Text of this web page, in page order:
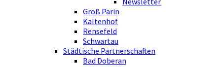
Groß Parin
Kaltenhof
Rensefeld
Schwartau
Städtische Partnerschaften
Bad Doberan